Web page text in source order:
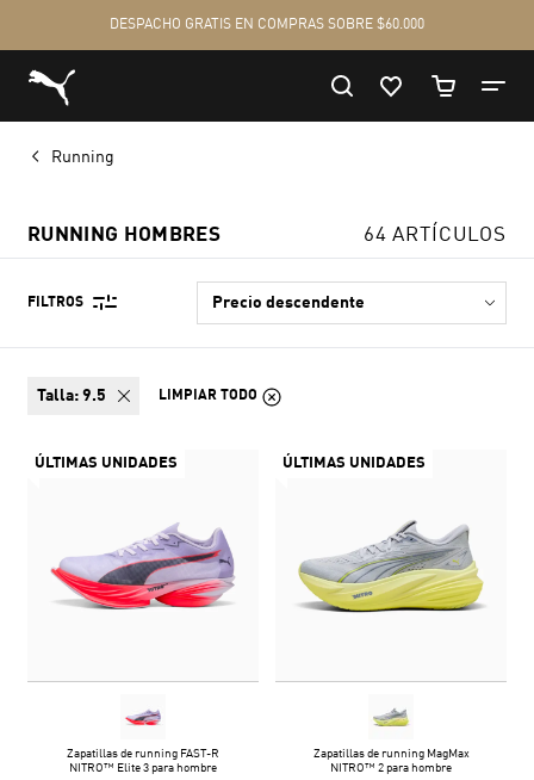
Running
RUNNING HOMBRES 64 ARTÍCULOS
FILTROS
talla: 9.5 LIMPIAR TODO
ÚLTIMAS UNIDADES
Zapatillas de running FAST-R
NITRO™ Elite 3 para hombre
ÚLTIMAS UNIDADES
Zapatillas de running MagMax
NITRO™ 2 para hombre